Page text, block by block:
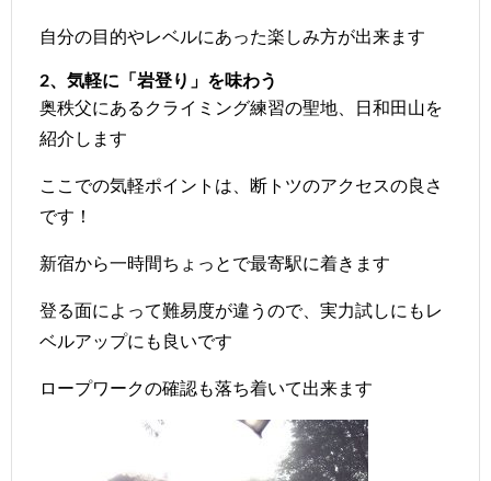
自分の目的やレベルにあった楽しみ方が出来ます
2、気軽に「岩登り」を味わう
奥秩父にあるクライミング練習の聖地、日和田山を
紹介します
ここでの気軽ポイントは、断トツのアクセスの良さ
です！
新宿から一時間ちょっとで最寄駅に着きます
登る面によって難易度が違うので、実力試しにもレ
ベルアップにも良いです
ロープワークの確認も落ち着いて出来ます